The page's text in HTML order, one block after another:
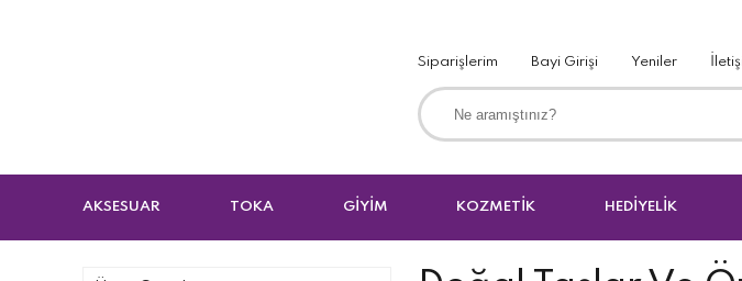
Siparişlerim Bayi Girişi Yeniler
AKSESUAR TOKA GİYİM KOZMETİK HEDİYELİK